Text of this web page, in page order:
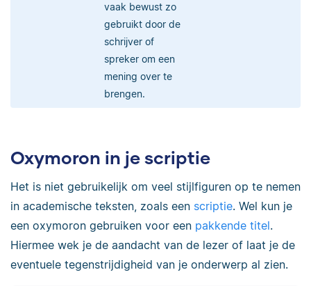
vaak bewust zo
gebruikt door de
schrijver of
spreker om een
mening over te
brengen.
Oxymoron in je scriptie
Het is niet gebruikelijk om veel stijlfiguren op te nemen
in academische teksten, zoals een scriptie. Wel kun je
een oxymoron gebruiken voor een pakkende titel.
Hiermee wek je de aandacht van de lezer of laat je de
eventuele tegenstrijdigheid van je onderwerp al zien.